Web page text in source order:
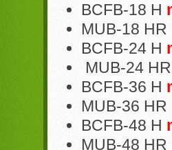
BCFB-18 H
MUB-18 HR
BCFB-24 H
MUB-24 HR
BCFB-36 H
MUB-36 HR
BCFB-48 H
MUB-48 HR